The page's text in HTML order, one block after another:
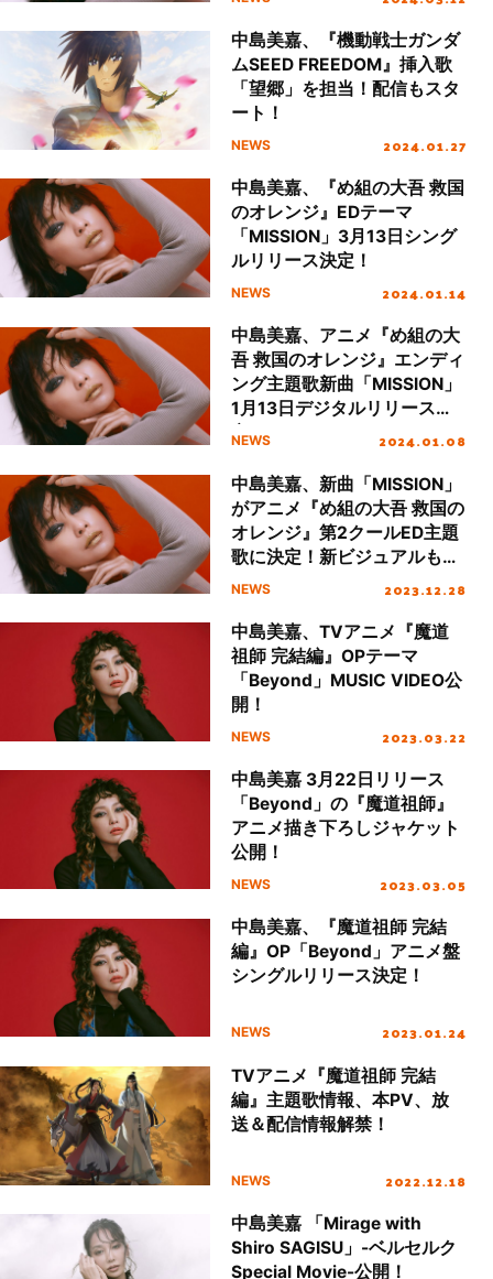
中島美嘉、『機動戦士ガンダ
ムSEED FREEDOM』挿入歌
「望郷」を担当！配信もスタ
ート！
NEWS 2024.01.27
中島美嘉、『め組の大吾 救国
のオレンジ』EDテーマ
「MISSION」3月13日シング
ルリリース決定！
NEWS 2024.01.14
中島美嘉、アニメ『め組の大
吾 救国のオレンジ』エンディ
ング主題歌新曲「MISSION」
1月13日デジタルリリース決
定！
NEWS 2024.01.08
中島美嘉、新曲「MISSION」
がアニメ『め組の大吾 救国の
オレンジ』第2クールED主題
歌に決定！新ビジュアルも公
開！
NEWS 2023.12.28
中島美嘉、TVアニメ『魔道
祖師 完結編』OPテーマ
「Beyond」MUSIC VIDEO公
開！
NEWS 2023.03.22
中島美嘉 3月22日リリース
「Beyond」の『魔道祖師』
アニメ描き下ろしジャケット
公開！
NEWS 2023.03.05
中島美嘉、『魔道祖師 完結
編』OP「Beyond」アニメ盤
シングルリリース決定！
NEWS 2023.01.24
TVアニメ『魔道祖師 完結
編』主題歌情報、本PV、放
送＆配信情報解禁！
NEWS 2022.12.18
中島美嘉 「Mirage with
Shiro SAGISU」-ベルセルク
Special Movie-公開！